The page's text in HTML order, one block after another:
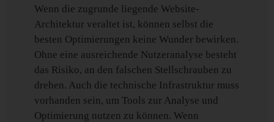
Wenn die zugrunde liegende Website-
Architektur veraltet ist, können selbst die
besten Optimierungen keine Wunder bewirken.
Ohne eine ausreichende Nutzeranalyse besteht
das Risiko, an den falschen Stellschrauben zu
drehen. Auch die technische Infrastruktur muss
vorhanden sein, um Tools zur Analyse und
Optimierung nutzen zu können. Wenn